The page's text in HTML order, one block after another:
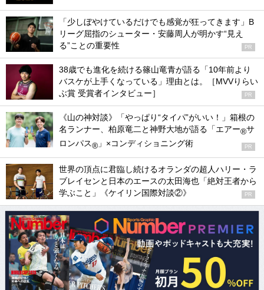
「少しぼやけているだけでも感覚が狂ってきます」B
リーグ屈指のシューター・安藤周人が明かす“見え
る”ことの重要性
PR
38歳でも進化を続ける篠山竜青が語る「10年前より
バスケが上手くなっている」理由とは。［MVVりらい
ぶ賞 受賞者インタビュー］
PR
《山の神対談》「やっぱり“タイパ”がいい！」箱根の
名ランナー、柏原竜二と神野大地が語る「エアー®サ
ロンパス® 」×コンディショニング術 PR
世界の頂点に君臨し続けるオランダの超人ハリー・ラ
ブレイセンと日本のエースの太田海也「絶対王者から
学ぶこと」《ケイリン国際対談②》
PR